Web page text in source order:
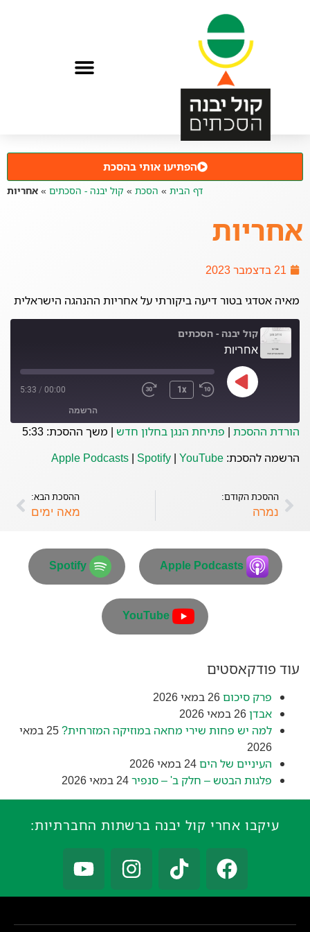
הפתיעו אותי בהסכת
דף הבית » הסכת » קול יבנה - הסכתים » אחריות
אחריות
21 בדצמבר 2023
מאיה אטדגי בטור דיעה ביקורתי על אחריות ההנהגה הישראלית
קול יבנה - הסכתים
אחריות
1x
00:00
/
5:33
הרשמה
Apple Podcasts
Spotify
פיד RSS
הורדת ההסכת | פתיחת הנגן בחלון חדש | משך ההסכת: 5:33
הרשמה להסכת:
Apple Podcasts | Spotify | YouTube
ההסכת הקודם:
נמרה
ההסכת הבא:
מאה ימים
Apple Podcasts
Spotify
YouTube
עוד פודקאסטים
פרק סיכום26 במאי 2026
אבדן26 במאי 2026
למה יש פחות שירי מחאה במוזיקה המזרחית?
25 במאי
2026
העיניים של הים24 במאי 2026
פלגות הבטש – חלק ב' – סנפיר24 במאי 2026
עיקבו אחרי קול יבנה ברשתות החברתיות: